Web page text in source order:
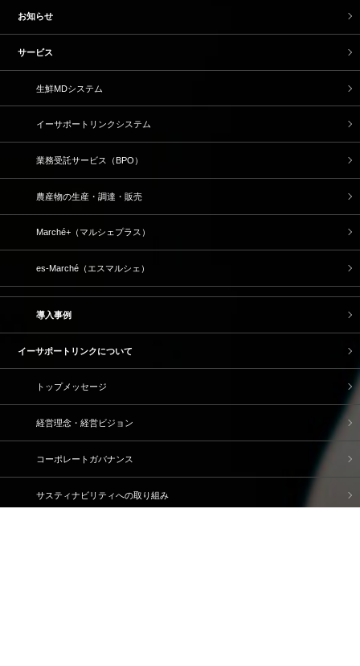
お知らせ
サービス
生鮮MDシステム
イーサポートリンクシステム
業務受託サービス（BPO）
農産物の生産・調達・販売
Marché+（マルシェプラス）
es-Marché（エスマルシェ）
導入事例
イーサポートリンクについて
トップメッセージ
経営理念・経営ビジョン
コーポレートガバナンス
サスティナビリティへの取り組み